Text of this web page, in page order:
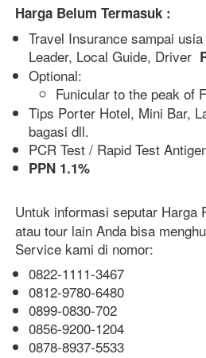
Harga Belum Termasuk :
Travel Insurance sampai
Leader, Local Guide, Driver
Optional:
Funicular to the peak of
Tips Porter Hotel, Mini Bar,
bagasi dll.
PCR Test / Rapid Test
PPN 1.1%
Untuk informasi seputar Harga
atau tour lain Anda bisa
Service kami di nomor:
0822-1111-3467
0812-9780-6480
0899-0830-702
0856-9200-1204
0878-8937-5533